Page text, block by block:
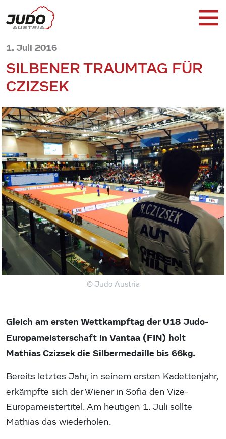
1. Juli 2016
SILBENER TRAUMTAG FÜR
CZIZSEK
© Judo Austria
Gleich am ersten Wettkampftag der U18 Judo-
Europameisterschaft in Vantaa (FIN) holt
Mathias Czizsek die Silbermedaille bis 66kg.
Bereits letztes Jahr, in seinem ersten Kadettenjahr,
erkämpfte sich der Wiener in Sofia den Vize-
Europameistertitel. Am heutigen 1. Juli sollte
Mathias das wiederholen.